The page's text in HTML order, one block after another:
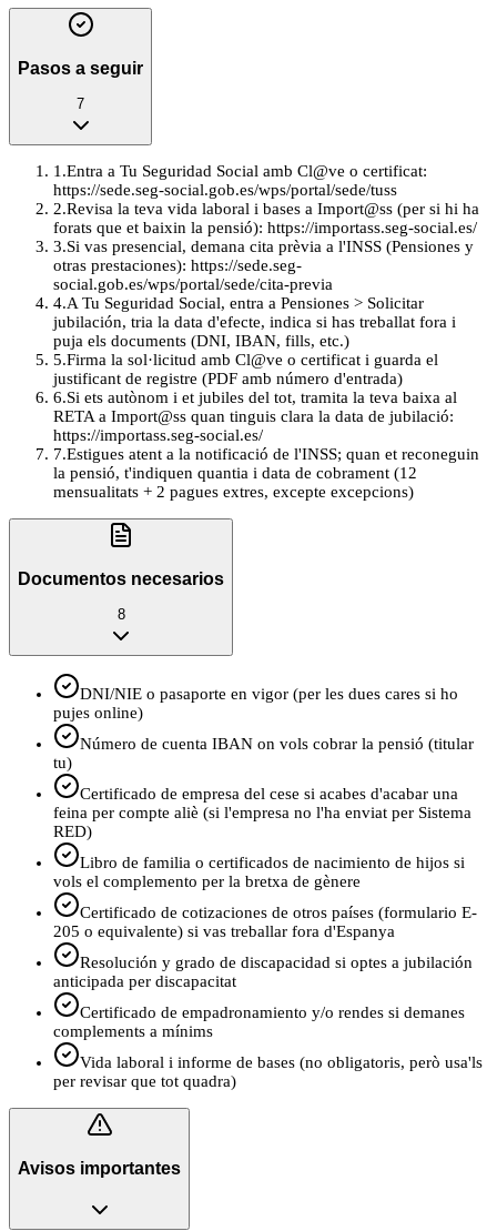
Pasos a seguir
7
1 .Entra a Tu Seguridad Social amb Cl@ve o certificat:
https://sede.seg-social.gob.es/wps/portal/sede/tuss
2.Revisa la teva vida laboral i bases a Import@ss (per si hi ha
forats que et baixin la pensió): https://importass.seg-social.es/
3.Si vas presencial, demana cita prèvia a l'INSS (Pensiones y
otras prestaciones): https://sede.seg-
social.gob.es/wps/portal/sede/cita-previa
4.A Tu Seguridad Social, entra a Pensiones > Solicitar
jubilación, tria la data d'efecte, indica si has treballat fora i
puja els documents (DNI, IBAN, fills, etc.)
5.Firma la sol·licitud amb Cl@ve o certificat i guarda el
justificant de registre (PDF amb número d'entrada)
6.Si ets autònom i et jubiles del tot, tramita la teva baixa al
RETA a Import@ss quan tinguis clara la data de jubilació:
https://importass.seg-social.es/
7.Estigues atent a la notificació de l'INSS; quan et reconeguin
la pensió, t'indiquen quantia i data de cobrament (12
mensualitats + 2 pagues extres, excepte excepcions)
Documentos necesarios
8
DNI/NIE o pasaporte en vigor (per les dues cares si ho
pujes online)
Número de cuenta IBAN on vols cobrar la pensió (titular
tu)
Certificado de empresa del cese si acabes d'acabar una
feina per compte aliè (si l'empresa no l'ha enviat per Sistema
RED)
Libro de familia o certificados de nacimiento de hijos si
vols el complemento per la bretxa de gènere
Certificado de cotizaciones de otros países (formulario E-
205 o equivalente) si vas treballar fora d'Espanya
Resolución y grado de discapacidad si optes a jubilación
anticipada per discapacitat
Certificado de empadronamiento y/o rendes si demanes
complements a mínims
Vida laboral i informe de bases (no obligatoris, però usa'ls
per revisar que tot quadra)
Avisos importantes